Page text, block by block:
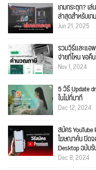
เกมกระตุก? เ
ล่าสุดสำหรับเก
Jun 21, 2025
รวมวิธีและแอ
จ่ายที่ไหน ขอคื
Nov 1, 2024
5 วิธี Update
ในไม่กี่นาที
Dec 12, 2024
สมัคร
โฆษณาคั่น ปิดจ
Desktop ฉบับ
Dec 8, 2024